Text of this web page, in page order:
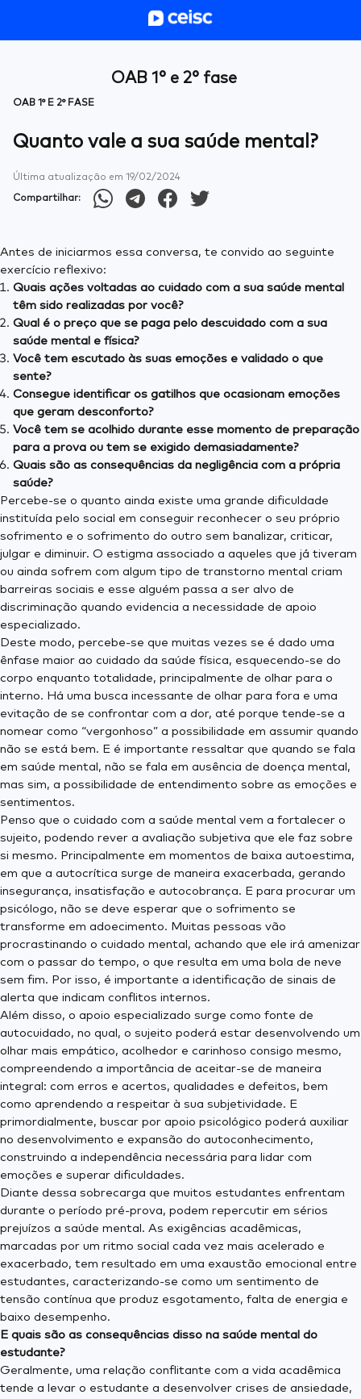
OAB 1° e 2° fase
OAB 1° E 2° FASE
Quanto vale a sua saúde mental?
Última atualização em 19/02/2024
Compartilhar:
Antes de iniciarmos essa conversa, te convido ao seguinte
exercício reflexivo:
Quais ações voltadas ao cuidado com a sua saúde mental
têm sido realizadas por você?
Qual é o preço que se paga pelo descuidado com a sua
saúde mental e física?
Você tem escutado às suas emoções e validado o que
sente?
Consegue identificar os gatilhos que ocasionam emoções
que geram desconforto?
Você tem se acolhido durante esse momento de preparação
para a prova ou tem se exigido demasiadamente?
Quais são as consequências da negligência com a própria
saúde?
Percebe-se o quanto ainda existe uma grande dificuldade
instituída pelo social em conseguir reconhecer o seu próprio
sofrimento e o sofrimento do outro sem banalizar, criticar,
julgar e diminuir. O estigma associado a aqueles que já́ tiveram
ou ainda sofrem com algum tipo de transtorno mental criam
barreiras sociais e esse alguém passa a ser alvo de
discriminação quando evidencia a necessidade de apoio
especializado.
Deste modo, percebe-se que muitas vezes se é dado uma
ênfase maior ao cuidado da saúde física, esquecendo-se do
corpo enquanto totalidade, principalmente de olhar para o
interno. Há uma busca incessante de olhar para fora e uma
evitação de se confrontar com a dor, até porque tende-se a
nomear como “vergonhoso” a possibilidade em assumir quando
não se está bem. E é importante ressaltar que quando se fala
em saúde mental, não se fala em ausência de doença mental,
mas sim, a possibilidade de entendimento sobre as emoções e
sentimentos.
Penso que o cuidado com a saúde mental vem a fortalecer o
sujeito, podendo rever a avaliação subjetiva que ele faz sobre
si mesmo. Principalmente em momentos de baixa autoestima,
em que a autocrítica surge de maneira exacerbada, gerando
insegurança, insatisfação e autocobrança. E para procurar um
psicólogo, não se deve esperar que o sofrimento se
transforme em adoecimento. Muitas pessoas vão
procrastinando o cuidado mental, achando que ele irá amenizar
com o passar do tempo, o que resulta em uma bola de neve
sem fim. Por isso, é importante a identificação de sinais de
alerta que indicam conflitos internos.
Além disso, o apoio especializado surge como fonte de
autocuidado, no qual, o sujeito poderá estar desenvolvendo um
olhar mais empático, acolhedor e carinhoso consigo mesmo,
compreendendo a importância de aceitar-se de maneira
integral: com erros e acertos, qualidades e defeitos, bem
como aprendendo a respeitar à sua subjetividade. E
primordialmente, buscar por apoio psicológico poderá auxiliar
no desenvolvimento e expansão do autoconhecimento,
construindo a independência necessária para lidar com
emoções e superar dificuldades.
Diante dessa sobrecarga que muitos estudantes enfrentam
durante o período pré-prova, podem repercutir em sérios
prejuízos a saúde mental. As exigências acadêmicas,
marcadas por um ritmo social cada vez mais acelerado e
exacerbado, tem resultado em uma exaustão emocional entre
estudantes, caracterizando-se como um sentimento de
tensão contínua que produz esgotamento, falta de energia e
baixo desempenho.
E quais são as consequências disso na saúde mental do
estudante?
Geralmente, uma relação conflitante com a vida acadêmica
tende a levar o estudante a desenvolver crises de ansiedade,